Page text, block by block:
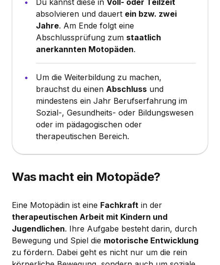
Du kannst diese in Voll- oder Teilzeit
absolvieren und dauert ein bzw. zwei
Jahre. Am Ende folgt eine
Abschlussprüfung zum staatlich
anerkannten Motopäden.
Um die Weiterbildung zu machen,
brauchst du einen Abschluss und
mindestens ein Jahr Berufserfahrung im
Sozial-, Gesundheits- oder Bildungswesen
oder im pädagogischen oder
therapeutischen Bereich.
Was macht ein Motopäde?
Eine Motopädin ist eine Fachkraft in der
therapeutischen Arbeit mit Kindern und
Jugendlichen. Ihre Aufgabe besteht darin, durch
Bewegung und Spiel die motorische Entwicklung
zu fördern. Dabei geht es nicht nur um die rein